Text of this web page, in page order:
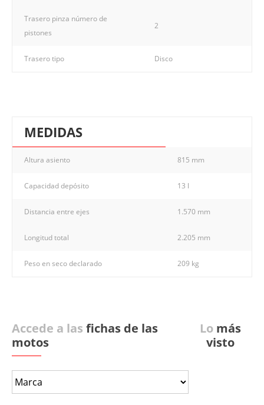
Trasero pinza número de
pistones
2
Trasero tipo Disco
MEDIDAS
Altura asiento 815 mm
Capacidad depósito 13 l
Distancia entre ejes 1.570 mm
Longitud total 2.205 mm
Peso en seco declarado 209 kg
Accede a las fichas de las
motos
Lo más
visto